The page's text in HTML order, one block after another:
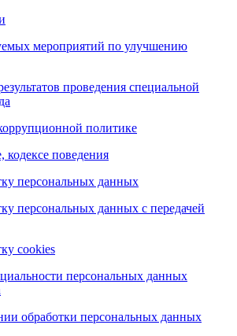
мероприятий по улучшению
проведения специальной
политике
поведения
персональных данных
персональных данных с передачей
cookies
персональных данных
обработки персональных данных